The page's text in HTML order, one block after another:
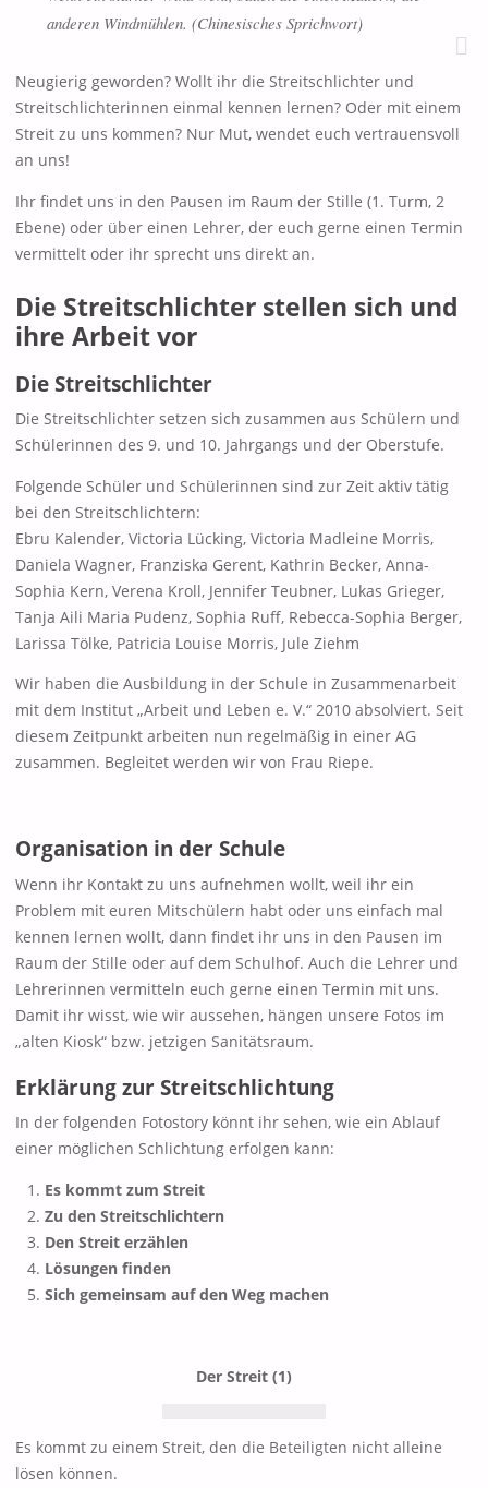
anderen Windmühlen. (Chinesisches Sprichwort)
Neugierig geworden? Wollt ihr die Streitschlichter und
Streitschlichterinnen einmal kennen lernen? Oder mit einem
Streit zu uns kommen? Nur Mut, wendet euch vertrauensvoll
an uns!
Ihr findet uns in den Pausen im Raum der Stille (1. Turm, 2
Ebene) oder über einen Lehrer, der euch gerne einen Termin
vermittelt oder ihr sprecht uns direkt an.
Die Streitschlichter stellen sich und
ihre Arbeit vor
Die Streitschlichter
Die Streitschlichter setzen sich zusammen aus Schülern und
Schülerinnen des 9. und 10. Jahrgangs und der Oberstufe.
Folgende Schüler und Schülerinnen sind zur Zeit aktiv tätig
bei den Streitschlichtern:
Ebru Kalender, Victoria Lücking, Victoria Madleine Morris,
Daniela Wagner, Franziska Gerent, Kathrin Becker, Anna-
Sophia Kern, Verena Kroll, Jennifer Teubner, Lukas Grieger,
Tanja Aili Maria Pudenz, Sophia Ruff, Rebecca-Sophia Berger,
Larissa Tölke, Patricia Louise Morris, Jule Ziehm
Wir haben die Ausbildung in der Schule in Zusammenarbeit
mit dem Institut „Arbeit und Leben e. V.“ 2010 absolviert. Seit
diesem Zeitpunkt arbeiten nun regelmäßig in einer AG
zusammen. Begleitet werden wir von Frau Riepe.
Organisation in der Schule
Wenn ihr Kontakt zu uns aufnehmen wollt, weil ihr ein
Problem mit euren Mitschülern habt oder uns einfach mal
kennen lernen wollt, dann findet ihr uns in den Pausen im
Raum der Stille oder auf dem Schulhof. Auch die Lehrer und
Lehrerinnen vermitteln euch gerne einen Termin mit uns.
Damit ihr wisst, wie wir aussehen, hängen unsere Fotos im
„alten Kiosk“ bzw. jetzigen Sanitätsraum.
Erklärung zur Streitschlichtung
In der folgenden Fotostory könnt ihr sehen, wie ein Ablauf
einer möglichen Schlichtung erfolgen kann:
Es kommt zum Streit
Zu den Streitschlichtern
Den Streit erzählen
Lösungen finden
Sich gemeinsam auf den Weg machen
Der Streit (1)
Es kommt zu einem Streit, den die Beteiligten nicht alleine
lösen können.